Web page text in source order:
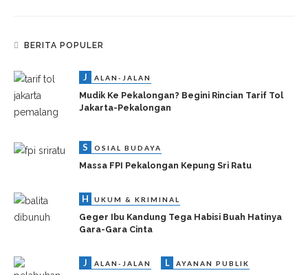
BERITA POPULER
J ALAN-JALAN
Mudik Ke Pekalongan? Begini Rincian Tarif Tol
Jakarta-Pekalongan
S OSIAL BUDAYA
Massa FPI Pekalongan Kepung Sri Ratu
H UKUM & KRIMINAL
Geger Ibu Kandung Tega Habisi Buah Hatinya
Gara-Gara Cinta
J ALAN-JALAN L AYANAN PUBLIK